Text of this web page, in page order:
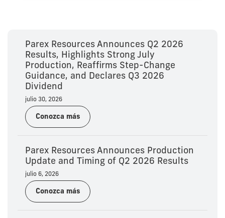
Parex Resources Announces Q2 2026
Results, Highlights Strong July
Production, Reaffirms Step-Change
Guidance, and Declares Q3 2026
Dividend
julio 30, 2026
Conozca más
Parex Resources Announces Production
Update and Timing of Q2 2026 Results
julio 6, 2026
Conozca más